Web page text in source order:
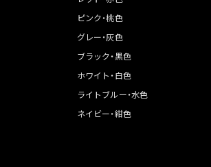
ピンク・桃色
グレー・灰色
ブラック・黒色
ホワイト・白色
ライトブルー・水色
ネイビー・紺色